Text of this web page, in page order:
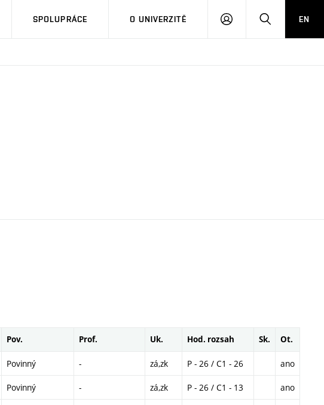
SPOLUPRÁCE O UNIVERZITĚ
PŘIHLÁSIT HLEDATEN
Pov. Prof. Uk. Hod. rozsah Sk. Ot.
Povinný - zá,zk P - 26 / C1 - 26 ano
Povinný - zá,zk P - 26 / C1 - 13 ano